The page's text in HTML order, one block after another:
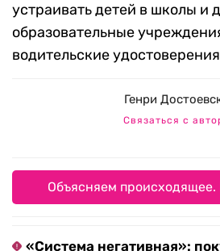
устраивать детей в школы и
образовательные
водительские
Генри
Связаться с
Объясняем происходящее.
«Система негативная»: